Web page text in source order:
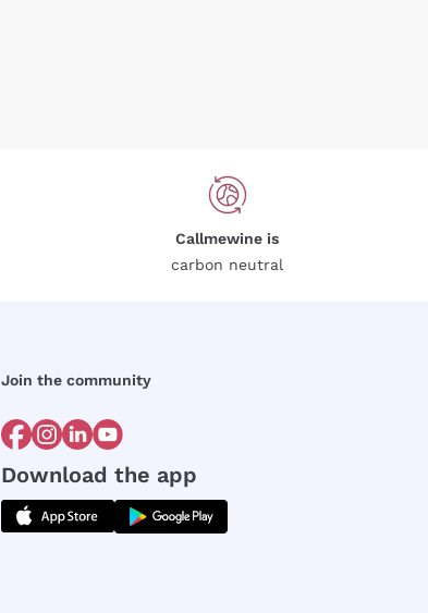
Callmewine is
carbon neutral
Join the community
Download the app